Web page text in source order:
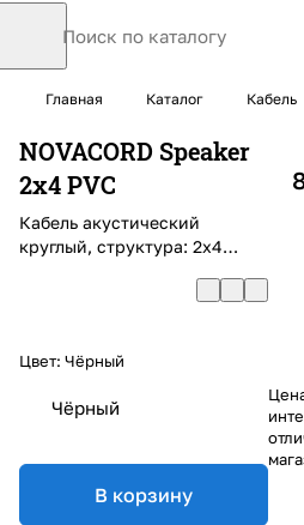
Главная Каталог Кабель
NOVACORD Speaker
2x4 PVC
Кабель акустический
круглый, структура: 2х4
Цвет: Чёрный
Чёрный
В корзину